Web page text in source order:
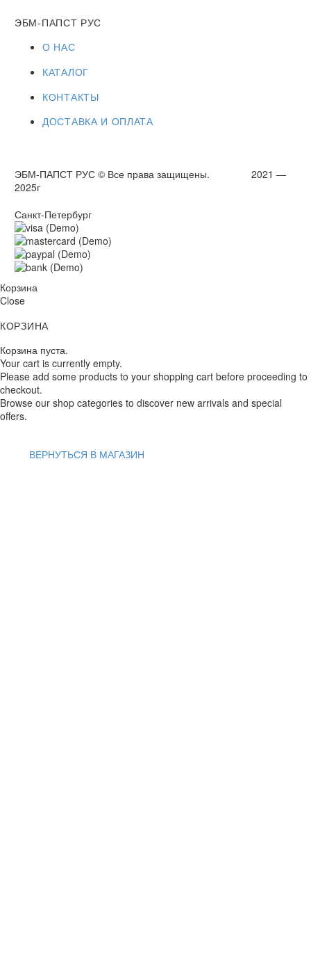
ЭБМ-ПАПСТ РУС
О НАС
КАТАЛОГ
КОНТАКТЫ
ДОСТАВКА И ОПЛАТА
ЭБМ-ПАПСТ РУС © Все права защищены. 2021 —
2025г
Санкт-Петербург
Корзина
Close
КОРЗИНА
Корзина пуста.
Your cart is currently empty.
Please add some products to your shopping cart before proceeding to
checkout.
Browse our shop categories to discover new arrivals and special
offers.
ВЕРНУТЬСЯ В МАГАЗИН